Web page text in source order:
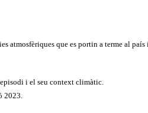
atmosfèriques que es portin a terme al país
episodi i el seu context climàtic.
2023.